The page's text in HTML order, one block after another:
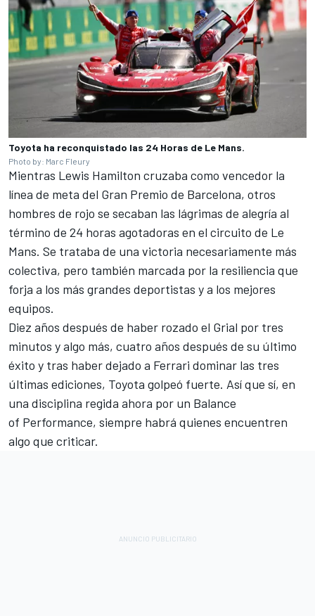
Toyota ha reconquistado las 24 Horas de Le Mans.
Photo by: Marc Fleury
Mientras Lewis Hamilton cruzaba como vencedor la
línea de meta del Gran Premio de Barcelona, otros
hombres de rojo se secaban las lágrimas de alegría al
término de 24 horas agotadoras en el circuito de Le
Mans. Se trataba de una victoria necesariamente más
colectiva, pero también marcada por la resiliencia que
forja a los más grandes deportistas y a los mejores
equipos.
Diez años después de haber rozado el Grial por tres
minutos y algo más, cuatro años después de su último
éxito y tras haber dejado a Ferrari dominar las tres
últimas ediciones, Toyota golpeó fuerte. Así que sí, en
una disciplina regida ahora por un Balance
of Performance, siempre habrá quienes encuentren
algo que criticar.